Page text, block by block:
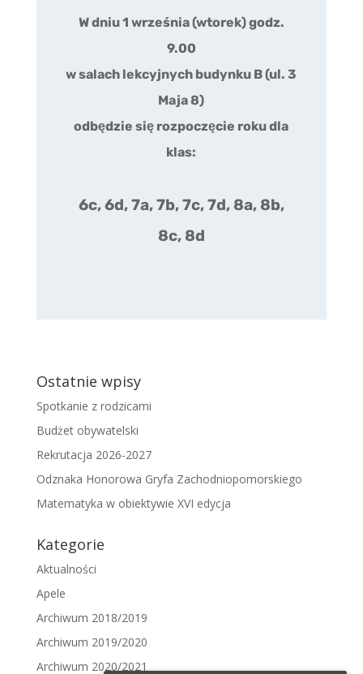
W dniu 1 września (wtorek) godz.
9.00
w salach lekcyjnych budynku B (ul. 3
Maja 8)
odbędzie się rozpoczęcie roku dla
klas:
6c, 6d, 7a, 7b, 7c, 7d, 8a, 8b,
8c, 8d
Ostatnie wpisy
Spotkanie z rodzicami
Budżet obywatelski
Rekrutacja 2026-2027
Odznaka Honorowa Gryfa Zachodniopomorskiego
Matematyka w obiektywie XVI edycja
Kategorie
Aktualności
Apele
Archiwum 2018/2019
Archiwum 2019/2020
Archiwum 2020/2021